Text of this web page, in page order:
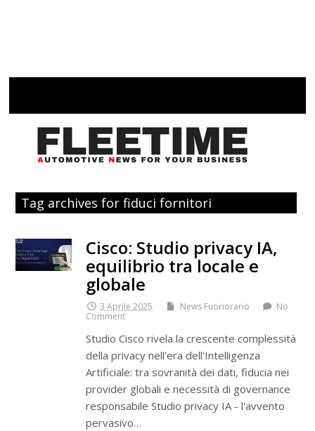
Tag archives for fiduci fornitori
Cisco: Studio privacy IA,
equilibrio tra locale e
globale
3 Aprile 2025 News Fuoriorario
No
Comment
Studio Cisco rivela la crescente complessità
della privacy nell'era dell'Intelligenza
Artificiale: tra sovranità dei dati, fiducia nei
provider globali e necessità di governance
responsabile Studio privacy IA - l'avvento
pervasivo…